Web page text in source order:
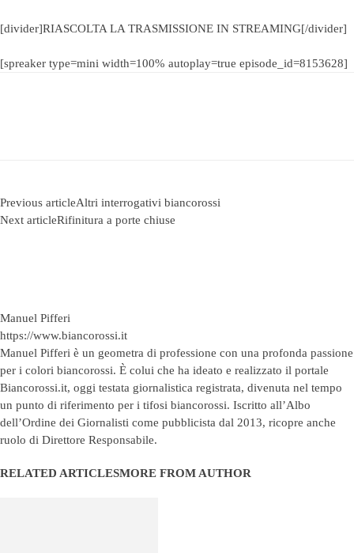
[divider]RIASCOLTA LA TRASMISSIONE IN STREAMING[/divider]
[spreaker type=mini width=100% autoplay=true episode_id=8153628]
Previous articleAltri interrogativi biancorossi
Next articleRifinitura a porte chiuse
Manuel Pifferi
https://www.biancorossi.it
Manuel Pifferi è un geometra di professione con una profonda passione
per i colori biancorossi. È colui che ha ideato e realizzato il portale
Biancorossi.it, oggi testata giornalistica registrata, divenuta nel tempo
un punto di riferimento per i tifosi biancorossi. Iscritto all’Albo
dell’Ordine dei Giornalisti come pubblicista dal 2013, ricopre anche
ruolo di Direttore Responsabile.
RELATED ARTICLESMORE FROM AUTHOR